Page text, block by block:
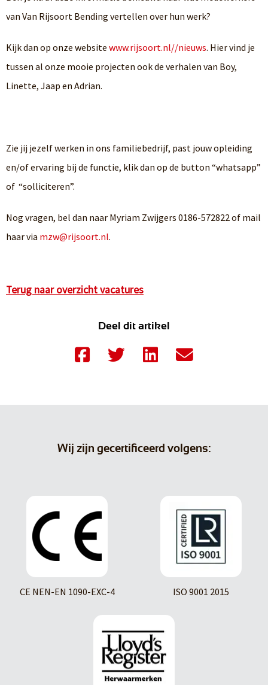
van Van Rijsoort Bending vertellen over hun werk?
Kijk dan op onze website www.rijsoort.nl//nieuws. Hier vind je
tussen al onze mooie projecten ook de verhalen van Boy,
Linette, Jaap en Adrian.
Zie jij jezelf werken in ons familiebedrijf, past jouw opleiding
en/of ervaring bij de functie, klik dan op de button “whatsapp”
of “solliciteren”.
Nog vragen, bel dan naar Myriam Zwijgers 0186-572822 of mail
haar via mzw@rijsoort.nl.
Terug naar overzicht vacatures
Deel dit artikel
Wij zijn gecertificeerd volgens:
CE NEN-EN 1090-EXC-4 ISO 9001 2015